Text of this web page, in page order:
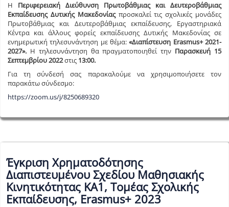
Η Περιφερειακή Διεύθυνση Πρωτοβάθμιας και Δευτεροβάθμιας
Εκπαίδευσης Δυτικής Μακεδονίαςπροσκαλεί τις σχολικές μονάδες
Πρωτοβάθμιας και Δευτεροβάθμιας εκπαίδευσης, Εργαστηριακά
Κέντρα και άλλους φορείς εκπαίδευσης Δυτικής Μακεδονίας σε
ενημερωτική τηλεσυνάντηση με θέμα:«Διαπίστευση Erasmus+ 2021-
2027». Η τηλεσυνάντηση θα πραγματοποιηθεί την Παρασκευή 15
Σεπτεμβρίου 2022στις 13:00.
Για τη σύνδεσή σας παρακαλούμε να χρησιμοποιήσετε τον
παρακάτω σύνδεσμο:
https://zoom.us/j/8250689320
Έγκριση Χρηματοδότησης
Διαπιστευμένου Σχεδίου Μαθησιακής
Κινητικότητας ΚΑ1, Τομέας Σχολικής
Εκπαίδευσης, Erasmus+ 2023